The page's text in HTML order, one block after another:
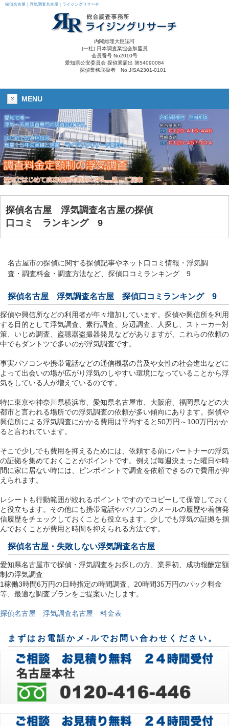
探偵名古屋｜浮気調査名古屋｜ライジングリサーチ
内閣総理大臣認可
(一社) 日本調査業協会加盟員
会員番号 No2010号
愛知県公安委員会 探偵業届出 第54090084
探偵業務取扱者 No.JISA2301-0101
MENU
探偵名古屋 浮気調査名古屋の探偵
口コミ ランキング 9
名古屋市の探偵に関する探偵記事やネット口コミ情報・浮気調
査・調査料金・調査方法など、探偵口コミランキング 9
探偵名古屋 浮気調査名古屋 探偵口コミランキング 9
探偵や興信所などの利用者が年々増加しています。探偵や興信所を利用
する目的として浮気調査、素行調査、身辺調査、人探し、ストーカー対
策、いじめ調査、盗聴器盗撮器発見などがありますが、これらの依頼の
中でもダントツで多いのが浮気調査です。
事実パソコンや携帯電話などの通信機器の普及や女性の社会進出などに
よって出会いの場が広がり浮気のしやすい環境になっていることから浮
気をしている人が増えているのです。
特に東京や神奈川県横浜市、愛知県名古屋市、大阪府、福岡県などの大
都市と言われる場所での浮気調査の依頼が多い傾向にあります。探偵や
興信所による浮気調査にかかる費用は平均すると50万円～100万円かか
ると言われています。
そこで少しでも費用を抑えるためには、依頼する前にパートナーの浮気
の証拠を集めておくことがポイントです。例えば毎週決まった曜日や時
間に家に居ない時には、ピンポイントで調査を依頼できるので費用が抑
えられます。
レシートも行動範囲が絞れるポイントですのでコピーして保管しておく
と役立ちます。その他にも携帯電話やパソコンのメールの履歴や着信発
信履歴をチェックしておくことも役立ちます。少しでも浮気の証拠を掴
んでおくことが費用と時間を抑えられる方法です。
探偵名古屋 ・失敗しない浮気調査名古屋
愛知県名古屋市で探偵・浮気調査をお探しの方、業界初、成功報酬定額
制の浮気調査
1稼働3時間6万円の日時指定の時間調査、20時間35万円のパック料金
等、最適な調査プランをご提案いたします。
探偵名古屋 浮気調査名古屋 料金表
まずはお電話かメ-ルでお問い合わせください。